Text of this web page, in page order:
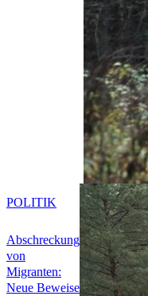
Abschreckung
von
Migranten:
Neue Beweise
POLITIK